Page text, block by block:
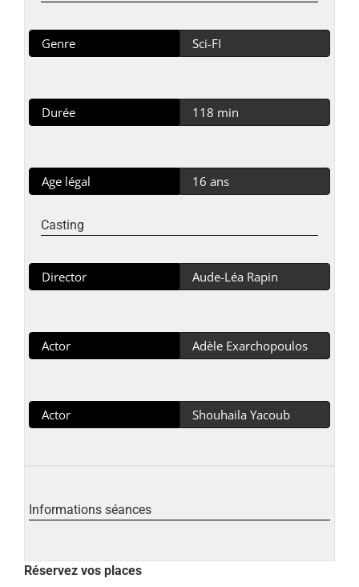
Genre Sci-FI
Durée 118 min
Age légal 16 ans
Casting
Director Aude-Léa Rapin
Actor Adèle Exarchopoulos
Actor Shouhaila Yacoub
Informations séances
Réservez vos places